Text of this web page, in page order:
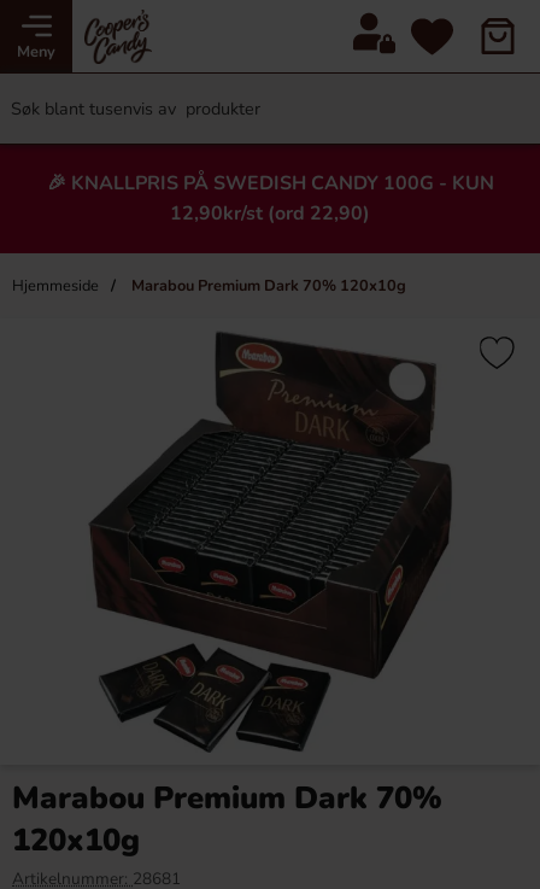
Meny
🎉 KNALLPRIS PÅ SWEDISH CANDY 100G - KUN
12,90kr/st (ord 22,90)
Hjemmeside Marabou Premium Dark 70% 120x10g
Heading
×
Köp
2L
Marabou Premium Dark 70%
120x10g
Artikelnummer: 28681